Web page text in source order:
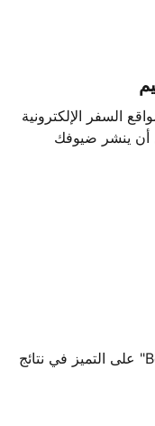
السفر الإلكترونية
ينشر ضيوفك
تساعدك شارة "جديد على Booking.com" على التميز في نتائج